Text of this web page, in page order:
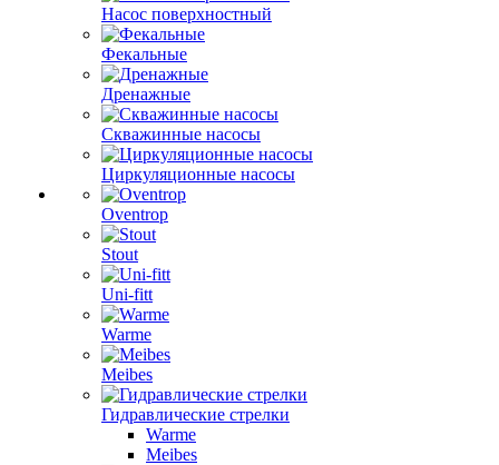
Насос поверхностный
Фекальные
Дренажные
Скважинные насосы
Циркуляционные насосы
Oventrop
Stout
Uni-fitt
Warme
Meibes
Гидравлические стрелки
Warme
Meibes